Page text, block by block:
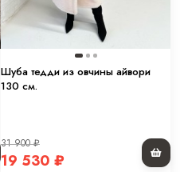
Шуба тедди из овчины айвори
130 см.
31 900₽
19 530 ₽